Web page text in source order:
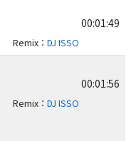
00:01:49
Remix： DJ ISSO
00:01:56
Remix： DJ ISSO